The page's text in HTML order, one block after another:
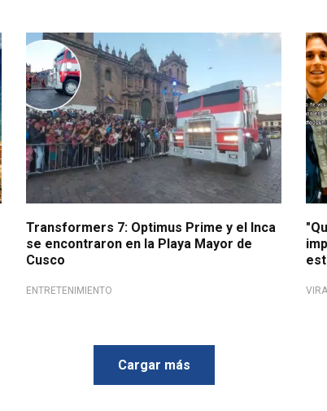
¡Increíble!
Transformers 7: Optimus Prime y el Inca
se encontraron en la Playa Mayor de
Cusco
ENTRETENIMIENTO
Cargar más